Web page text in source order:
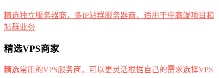
精选独立服务器商，多IP站群服务器商，适用于中高端项目和
站群业务
精选VPS商家
精选常用的VPS服务商，可以更灵活根据自己的需求选择VPS